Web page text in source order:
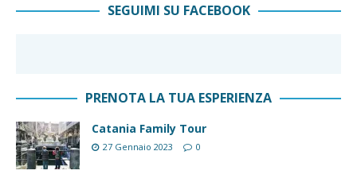
SEGUIMI SU FACEBOOK
PRENOTA LA TUA ESPERIENZA
Catania Family Tour
27 Gennaio 2023 0